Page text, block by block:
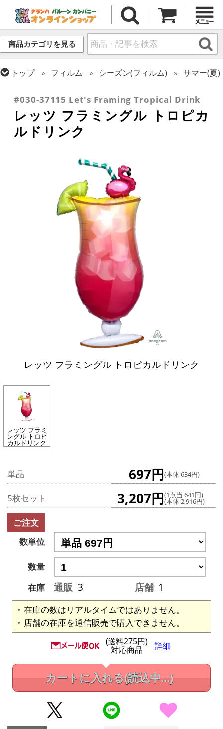
商品カテゴリを見る
トップ フィルム シーズン(フィルム)
サマー(夏)
#030-37115 Let's Framing Tropical Drink
レッツ フラミングル トロピカ
ルドリンク
レッツ フラミングル トロピカルドリンク
レッツ フラミ
ングル トロピ
カルドリンク
単品 697円(本体 634円)
5枚セット 3,207円(1点当 641円)
(本体 2,916円)
ご注文
数単位
数量
在庫
通販 3 店舗 1
在庫の数はリアルタイムではありません。
店舗の在庫を通信販売で購入できません。
(送料275円)
対応商品 詳細
カートに入れる(読込中...)